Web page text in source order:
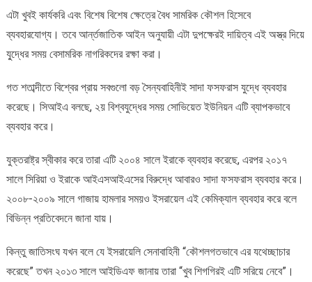
এটা খুবই কার্যকরি এবং বিশেষ বিশেষ ক্ষেত্রে বৈধ সামরিক কৌশল হিসেবে
ব্যবহারযোগ্য। তবে আর্ন্তজাতিক আইন অনুযায়ী এটা দুপক্ষেরই দায়িত্ব এই অস্ত্র দিয়ে
যু্দ্ধের সময় বেসামরিক নাগরিকদের রক্ষা করা।
গত শতাব্দীতে বিশ্বের প্রায় সবগুলো বড় সৈন্যবাহিনীই সাদা ফসফরাস যুদ্ধে ব্যবহার
করেছে। সিআইএ বলছে, ২য় বিশ্বযুদ্ধের সময় সোভিয়েত ইউনিয়ন এটি ব্যাপকভাবে
ব্যবহার করে।
যুক্তরাষ্ট্র স্বীকার করে তারা এটি ২০০৪ সালে ইরাকে ব্যবহার করেছে, এরপর ২০১৭
সালে সিরিয়া ও ইরাকে আইএসআইএসের বিরুদ্ধে আবারও সাদা ফসফরাস ব্যবহার করে।
২০০৮-২০০৯ সালে গাজায় হামলার সময়ও ইসরায়েল এই কেমিক্যাল ব্যবহার করে বলে
বিভিন্ন প্রতিবেদনে জানা যায়।
কিন্তু জাতিসংঘ যখন বলে যে ইসরায়েলি সেনাবাহিনী “কৌশলগতভাবে এর যথেচ্ছাচার
করেছে” তখন ২০১৩ সালে আইডিএফ জানায় তারা “খুব শিগগিরই এটি সরিয়ে নেবে”।